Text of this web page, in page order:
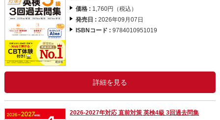
価格 : 1,760円（税込）
発売日 :2026年09月07日
ISBNコード :9784010951019
詳細を見る
2026-2027年対応 直前対策 英検4級 3回過去問集